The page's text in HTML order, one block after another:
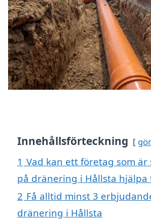
Innehållsförteckning
1 Vad kan ett företag som är
på dränering i Hållsta hjälpa
2 Få alltid minst 3
dränering i Hållsta